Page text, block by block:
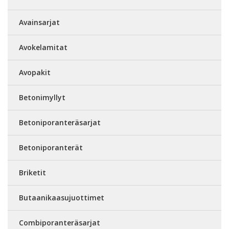
Avainsarjat
Avokelamitat
Avopakit
Betonimyllyt
Betoniporanteräsarjat
Betoniporanterät
Briketit
Butaanikaasujuottimet
Combiporanteräsarjat